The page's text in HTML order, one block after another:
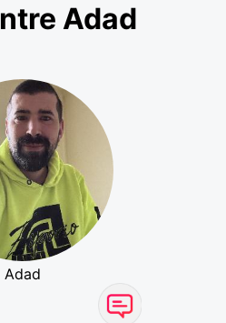
Adad
Adad